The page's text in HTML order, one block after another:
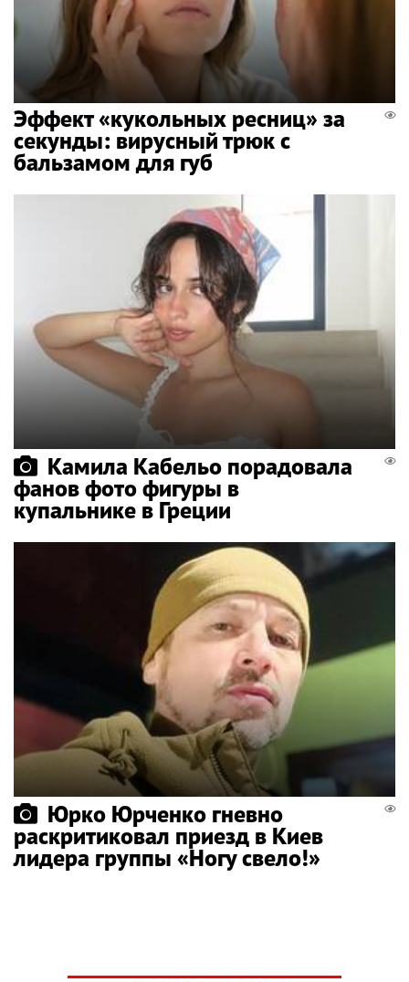
Эффект «кукольных ресниц» за
секунды: вирусный трюк с
бальзамом для губ
Камила Кабельо порадовала
фанов фото фигуры в
купальнике в Греции
Юрко Юрченко гневно
раскритиковал приезд в Киев
лидера группы «Ногу свело!»